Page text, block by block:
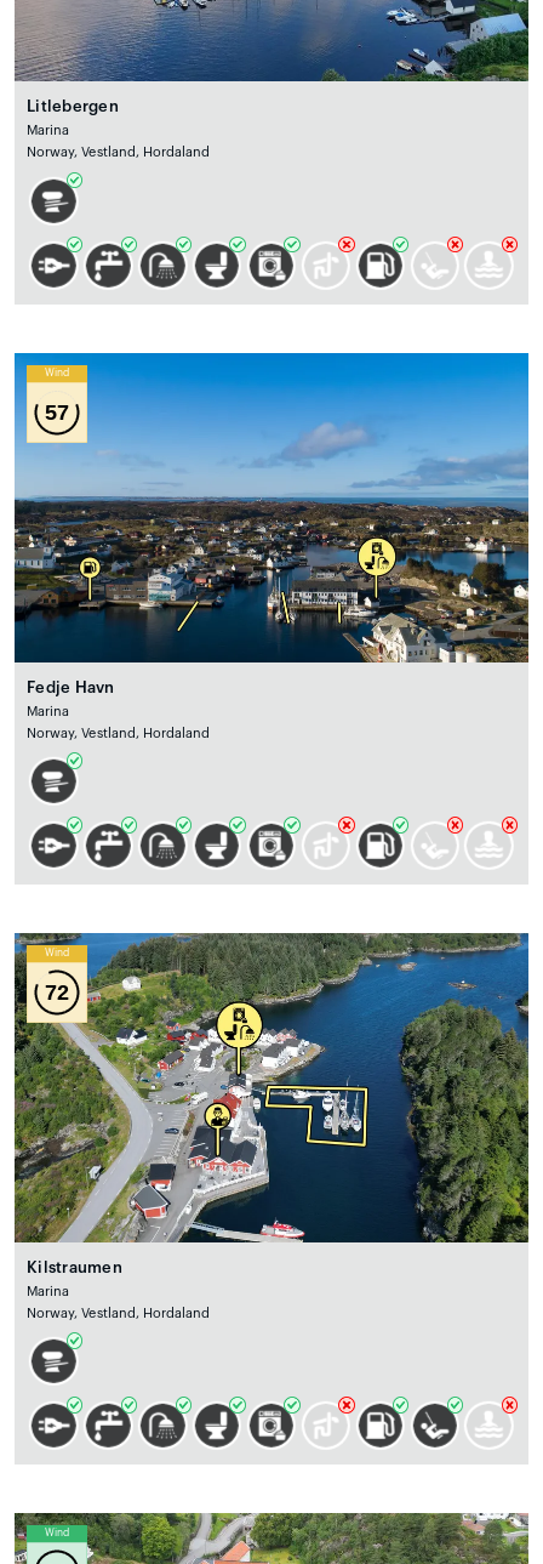
Litlebergen
Marina
Norway, Vestland, Hordaland
Wind
57
Fedje Havn
Marina
Norway, Vestland, Hordaland
Wind
72
Kilstraumen
Marina
Norway, Vestland, Hordaland
Wind